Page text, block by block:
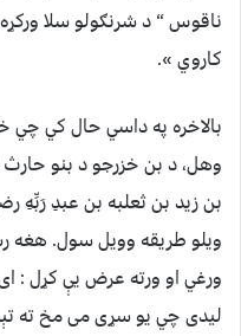
ناقوس “ د شرنګولو سلا
كاروي ».
بالاخره په داسي حال كي چي
وهل، د بن خزرجو د بنو
بن زيد بن ثعلبه بن عبدِ رَبِّهِ
ويلو طريقه وويل سول. هغه
ورغي او ورته عرض يې كړل :
ليدى چي يو سړى مى مخ ته